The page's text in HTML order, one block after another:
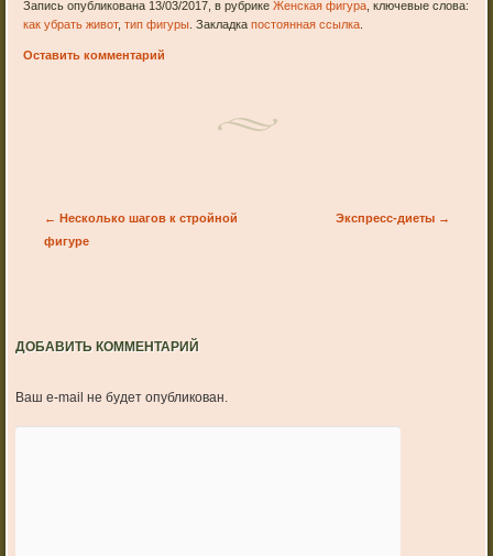
Запись опубликована 13/03/2017, в рубрикеЖенская фигура, ключевые слова:
как убрать живот,тип фигуры. Закладкапостоянная ссылка.
Оставить комментарий
Post navigation
← Несколько шагов к стройной
фигуре
Экспресс-диеты →
ДОБАВИТЬ КОММЕНТАРИЙ
Ваш e-mail не будет опубликован.